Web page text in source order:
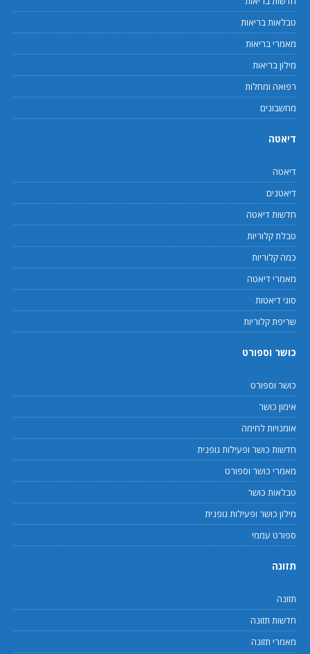
טבלאות בריאות
מאמרי בריאות
מילון בריאות
רפואה ומחלות
מחשבונים
דיאטה
דיאטה
דיאטנים
חדשות דיאטה
טבלת קלוריות
כמה קלוריות
מאמרי דיאטה
סוגי דיאטות
שריפת קלוריות
כושר וספורט
כושר וספורט
אימון כושר
אומנויות לחימה
חדשות כושר ופעילות גופנית
מאמרי כושר וספורט
טבלאות כושר
מילון כושר ופעילות גופנית
ספורט עממי
תזונה
תזונה
חדשות תזונה
מאמרי תזונה